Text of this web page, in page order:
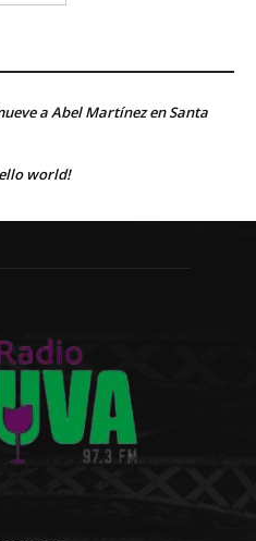
a Abel Martínez en Santa
world!